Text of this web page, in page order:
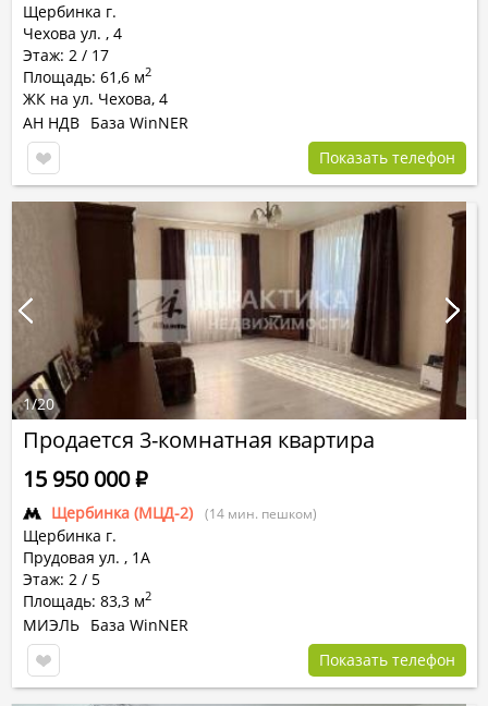
Щербинка г.
Чехова ул. , 4
Этаж: 2 / 17
Площадь: 61,6 м2
ЖК на ул. Чехова, 4
АН НДВ База WinNER
Показать телефон
Продается 3-комнатная квартира
Щербинка (МЦД-2) (14 мин. пешком)
Щербинка г.
Прудовая ул. , 1А
Этаж: 2 / 5
Площадь: 83,3 м2
15 950 000Р
МИЭЛЬ База WinNER
Показать телефон
1/20